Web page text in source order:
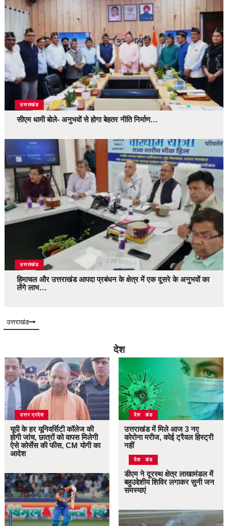
उत्तराखंड
सीएम धामी बोले- अनुभवों से होगा बेहतर नीति निर्माण…
उत्तराखंड
हिमाचल और उत्तराखंड आपदा प्रबंधन के क्षेत्र में एक दूसरे के अनुभवों का
लेंगे लाभ…
उत्तराखंड
देश
उत्तर प्रदेश
यूपी के हर यूनिवर्सिटी कॉलेज की
होगी जांच, छात्रों को वापस मिलेगी
ऐसे कोर्सेस की फीस, CM योगी का
आदेश
उत्तराखंड
देश
उत्तराखंड में मिले आज 3 नए
कोरोना मरीज, कोई ट्रैवल हिस्ट्री
नहीं
उत्तराखंड
देश
डीएम ने दूरस्थ क्षेत्र लाखामंडल में
बहुउद्देशीय शिविर लगाकर सुनी जन
समस्याएं